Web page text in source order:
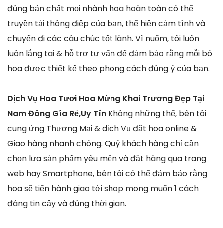
đúng bản chất mọi nhành hoa hoàn toàn có thể
truyền tải thông điệp của bạn, thể hiện cảm tình và
chuyển đi các câu chúc tốt lành. Vì nuốm, tôi luôn
luôn lắng tai & hỗ trợ tư vấn để đảm bảo rằng mỗi bó
hoa được thiết kế theo phong cách đúng ý của bạn.
Dịch Vụ Hoa Tươi Hoa Mừng Khai Trương Đẹp Tại
Nam Đông Gía Rẻ,Uy Tín Không những thế, bên tôi
cung ứng Thương Mại & dịch Vụ đặt hoa online &
Giao hàng nhanh chóng. Quý khách hàng chỉ cần
chọn lựa sản phẩm yêu mến và đặt hàng qua trang
web hay Smartphone, bên tôi có thể đảm bảo rằng
hoa sẽ tiến hành giao tới shop mong muốn 1 cách
đáng tin cậy và đúng thời gian.